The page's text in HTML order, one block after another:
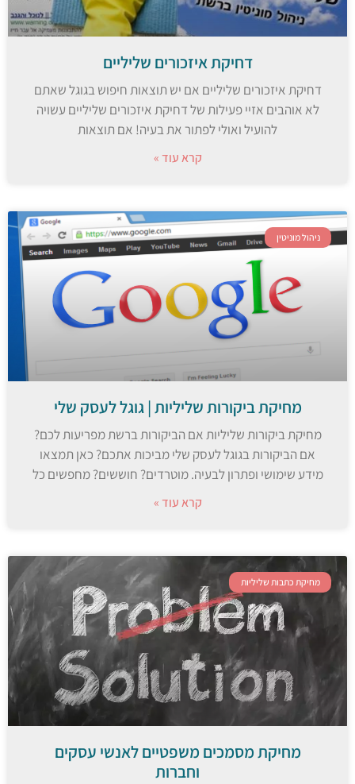
דחיקת איזכורים שליליים
דחיקת איזכורים שליליים אם יש תוצאות חיפוש בגוגל שאתם
לא אוהבים אזיי פעילות של דחיקת איזכורים שליליים עשויה
להועיל ואולי לפתור את בעיה! אם תוצאות
קרא עוד »
ניהול מוניטין
מחיקת ביקורות שליליות | גוגל לעסק שלי
מחיקת ביקורות שליליות אם הביקורות ברשת מפריעות לכם?
אם הביקורות בגוגל לעסק שלי מביכות אתכם? כאן תמצאו
מידע שימושי ופתרון לבעיה. מוטרדים? חוששים? מחפשים כל
קרא עוד »
מחיקת כתבות שליליות
מחיקת מסמכים משפטיים לאנשי עסקים
וחברות